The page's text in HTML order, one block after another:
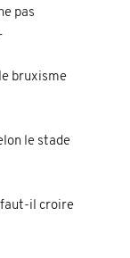
pas
bruxisme
le stade
faut-il croire